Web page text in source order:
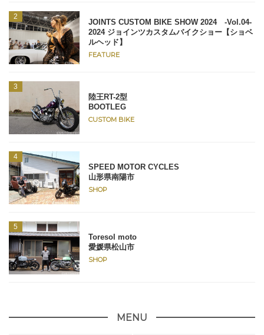
JOINTS CUSTOM BIKE SHOW 2024 -Vol.04-
2024 ジョインツカスタムバイクショー【ショベ
ルヘッド】
FEATURE
陸王RT-2型
BOOTLEG
CUSTOM BIKE
SPEED MOTOR CYCLES
山形県南陽市
SHOP
Toresol moto
愛媛県松山市
SHOP
MENU